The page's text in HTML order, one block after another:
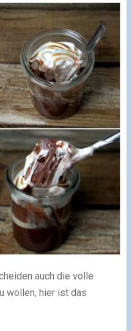
auch die volle
wollen, hier ist das